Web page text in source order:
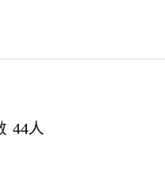
動
異動訂單。
限定
。
44人